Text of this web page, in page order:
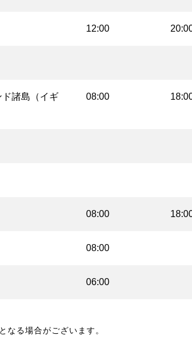
12:00
諸島（イギ
08:00
08:00
08:00
06:00
る場合がございます。